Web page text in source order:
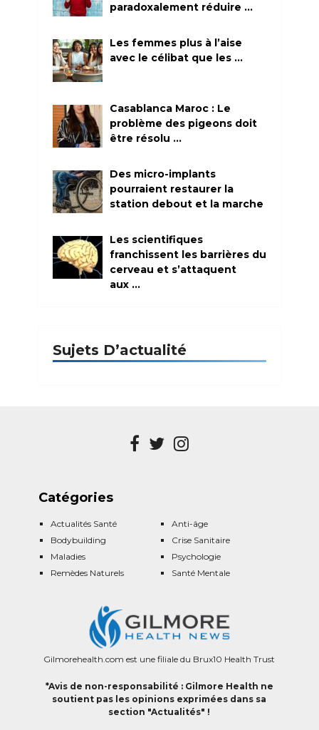
paradoxalement réduire …
Les femmes plus à l’aise
avec le célibat que les …
Casablanca Maroc : Le
problème des pigeons doit
être résolu …
Des micro-implants
pourraient restaurer la
station debout et la marche
Les scientifiques
franchissent les barrières du
cerveau et s’attaquent
aux …
Sujets D’actualité
Catégories
Actualités Santé
Anti-âge
Bodybuilding
Crise Sanitaire
Maladies
Psychologie
Remèdes Naturels
Santé Mentale
Gilmorehealth.com est une filiale du Brux10 Health Trust
*Avis de non-responsabilité : Gilmore Health ne
soutient pas les opinions exprimées dans sa
section "Actualités" !